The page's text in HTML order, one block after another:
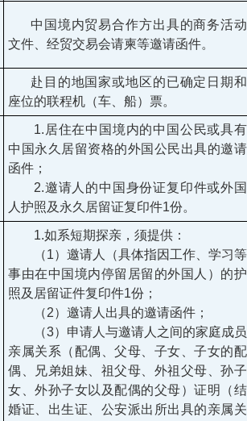
中国境内贸易合作方出具的商务活动
文件、经贸交易会请柬等邀请函件。
赴目的地国家或地区的已确定日期和
座位的联程机（车、船）票。
1.居住在中国境内的中国公民或具有
中国永久居留资格的外国公民出具的邀请
函件；
2.邀请人的中国身份证复印件或外国
人护照及永久居留证复印件1份。
1.如系短期探亲，须提供：
（1）邀请人（具体指因工作、学习等
事由在中国境内停留居留的外国人）的护
照及居留证件复印件1份；
（2）邀请人出具的邀请函件；
（3）申请人与邀请人之间的家庭成员
亲属关系（配偶、父母、子女、子女的配
偶、兄弟姐妹、祖父母、外祖父母、孙子
女、外孙子女以及配偶的父母）证明（结
婚证、出生证、公安派出所出具的亲属关